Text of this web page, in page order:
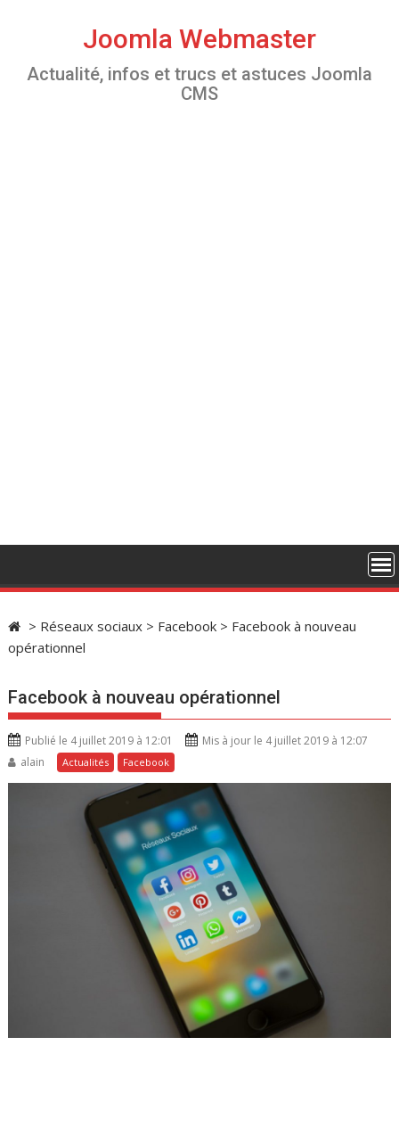
Joomla Webmaster
Actualité, infos et trucs et astuces Joomla
CMS
> Réseaux sociaux > Facebook > Facebook à nouveau
opérationnel
Facebook à nouveau opérationnel
Publié le 4 juillet 2019 à 12:01
Mis à jour le 4 juillet 2019 à 12:07
alain
Actualités Facebook